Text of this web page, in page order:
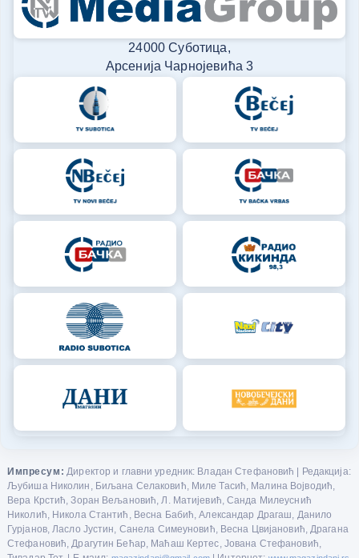
24000 Суботица,
Арсенија Чарнојевића 3
Импресум: Директор и главни уредник: Владан Стефановић | Редакција:
Љубиша Николин, Биљана Селаковић, Миле Тасић, Малина Војводић,
Вера Крстић, Зоран Вељановић, Л. Матијевић, Санда Милеуснић
Николић, Никола Стантић, Весна Бабић, Александар Драгаш, Данило
Гурјанов, Ласло Јустин, Санела Симеуновић, Весна Цвијановић, Драгана
Стефановић, Драгутин Бећар, Маћаш Кертес, Јована Стефановић,